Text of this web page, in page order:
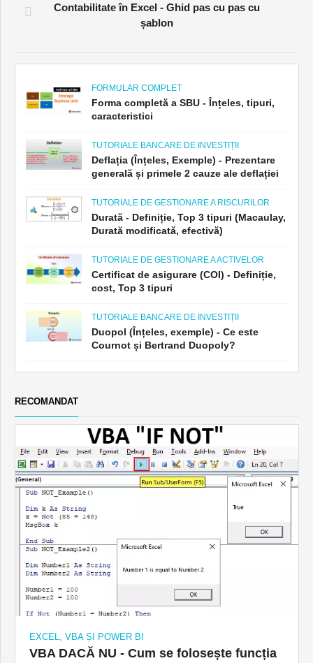
Contabilitate în Excel - Ghid pas cu pas cu
șablon
FORMULAR COMPLET
Forma completă a SBU - Înțeles, tipuri,
caracteristici
TUTORIALE BANCARE DE INVESTIȚII
Deflația (Înțeles, Exemple) - Prezentare
generală și primele 2 cauze ale deflației
TUTORIALE DE GESTIONARE A RISCURILOR
Durată - Definiție, Top 3 tipuri (Macaulay,
Durată modificată, efectivă)
TUTORIALE DE GESTIONARE A ACTIVELOR
Certificat de asigurare (COI) - Definiție,
cost, Top 3 tipuri
TUTORIALE BANCARE DE INVESTIȚII
Duopol (Înțeles, exemple) - Ce este
Cournot și Bertrand Duopoly?
RECOMANDAT
EXCEL, VBA ȘI POWER BI
VBA DACĂ NU - Cum se folosește funcția